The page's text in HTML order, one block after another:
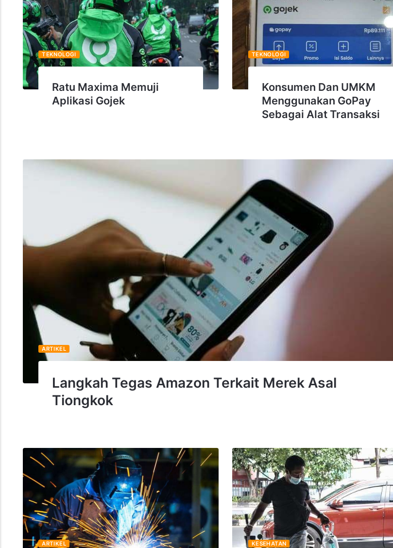
Ratu Maxima Memuji
Aplikasi Gojek
TEKNOLOGI
Konsumen Dan UMKM
Menggunakan GoPay
Sebagai Alat Transaksi
TEKNOLOGI
Langkah Tegas Amazon Terkait Merek Asal
Tiongkok
ARTIKEL
ARTIKEL KESEHATAN